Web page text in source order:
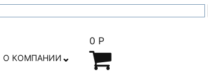
О КОМПАНИИ
0 Р